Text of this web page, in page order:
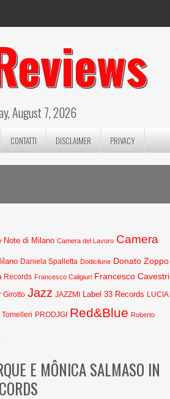
August 7, 2026
CONTATTI DISCLAIMER PRIVACY
Note di Milano Camera del Lavoro Camera
Daniela Spalletta Dodicilune Donato Zoppo
Records Francesco Caligiuri Francesco Cavestri
Girotto Jazz JAZZMI Label 33 Records LUCIA
Tomelleri PRODJGI Red&Blue Roberto
E MÔNICA SALMASO IN